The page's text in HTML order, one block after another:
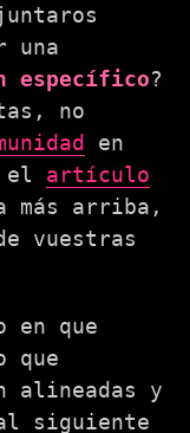
una
específico?
no
en
el artículo
más arriba,
vuestras
en que
que
alineadas y
al siguiente